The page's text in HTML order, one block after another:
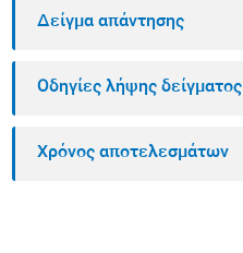
Δείγμα απάντησης
Οδηγίες λήψης δείγματος
Χρόνος αποτελεσμάτων